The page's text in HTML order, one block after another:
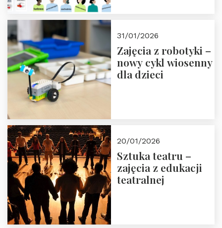
31/01/2026
Zajęcia z robotyki –
nowy cykl wiosenny
dla dzieci
20/01/2026
Sztuka teatru –
zajęcia z edukacji
teatralnej